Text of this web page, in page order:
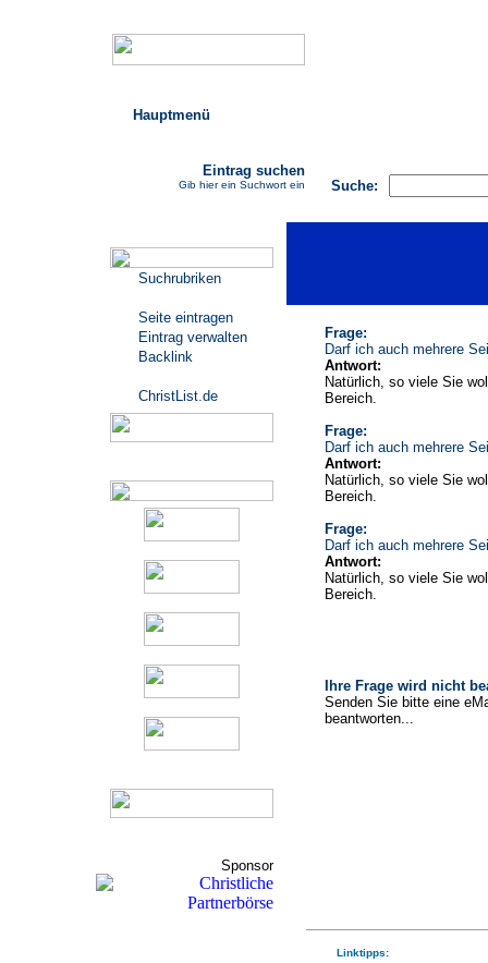
Hauptmenü
Suche:
Eintrag suchen
Gib hier ein Suchwort ein
Suchrubriken
Seite eintragen
Eintrag verwalten
Backlink
ChristList.de
Sponsor
Frage:
Darf ich auch mehrere
Antwort:
Natürlich, so viele Sie
Bereich.
Frage:
Darf ich auch mehrere
Antwort:
Natürlich, so viele Sie
Bereich.
Frage:
Darf ich auch mehrere
Antwort:
Natürlich, so viele Sie
Bereich.
Ihre Frage wird nicht
Senden Sie bitte eine
beantworten...
Linktipps: